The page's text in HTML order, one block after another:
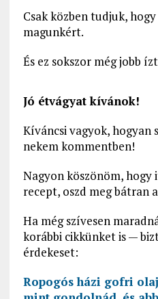
Csak közben tudjuk,
magunkért.
És ez sokszor még jobb
Jó étvágyat kívánok!
Kíváncsi vagyok, hogyan
nekem kommentben!
Nagyon köszönöm,
recept, oszd meg bátran
Ha még szívesen
korábbi cikkünket is —
érdekeset:
Ropogós házi gofri